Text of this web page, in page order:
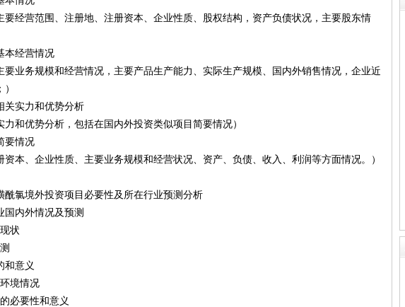
要经营范围、注册地、注册资本、企业性质、股权结构，资产负债状况，主要股东情
本经营情况
要业务规模和经营情况，主要产品生产能力、实际生产规模、国内外销售情况，企业近
关实力和优势分析
力和优势分析，包括在国内外投资类似项目简要情况）
要情况
资本、企业性质、主要业务规模和经营状况、资产、负债、收入、利润等方面情况。）
酰氯境外投资项目必要性及所在行业预测分析
国内外情况及预测
状
和意义
境情况
必要性和意义